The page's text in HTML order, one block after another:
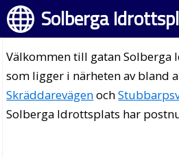
Solberga
Välkommen till gatan
som ligger i närheten av bland
Skräddarevägenoch
Solberga Idrottsplats har